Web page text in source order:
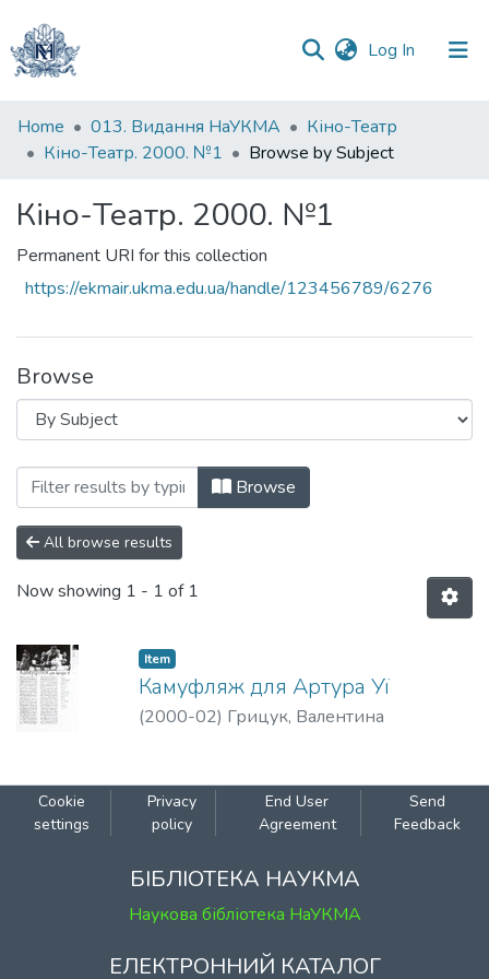
Log In (current)
Communities
&
All of DSpace
Home 013. Видання НаУКМА
Кіно-Театр
Кіно-Театр. 2000. №1
Browse by Subject
Кіно-Театр. 2000. №1
Permanent URI for this collection
https://ekmair.ukma.edu.ua/handle/123456789/6276
Browse
Browsing Кіно-Театр. 2000. №1 by
Browse
All browse results
Now showing 1 - 1 of 1
Item
Камуфляж для Артура Уї
(2000-02) Грицук, Валентина
Cookie
settings
Privacy
policy
End User
Agreement
Send
Feedback
БІБЛІОТЕКА НАУКМА
Наукова бібліотека НаУКМА
ЕЛЕКТРОННИЙ КАТАЛОГ